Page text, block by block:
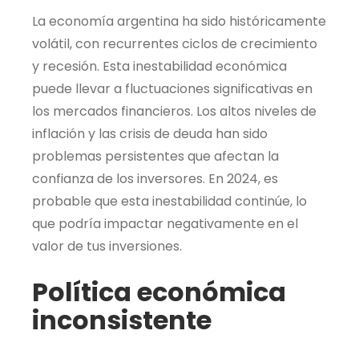
La economía argentina ha sido históricamente
volátil, con recurrentes ciclos de crecimiento
y recesión. Esta inestabilidad económica
puede llevar a fluctuaciones significativas en
los mercados financieros. Los altos niveles de
inflación y las crisis de deuda han sido
problemas persistentes que afectan la
confianza de los inversores. En 2024, es
probable que esta inestabilidad continúe, lo
que podría impactar negativamente en el
valor de tus inversiones.
Política económica
inconsistente